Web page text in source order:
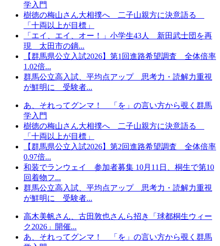
学入門
樹徳の梅山さん大相撲へ 二子山親方に決意語る
「十両以上が目標」
「エイ、エイ、オー！」小学生43人 新田武士団を再
現 太田市の鏑...
【群馬県公立入試2026】第1回進路希望調査 全体倍率
1.02倍...
群馬公立高入試、平均点アップ 思考力・読解力重視
が鮮明に 受験者...
あ、それってグンマ！ 「を」の言い方から覗く群馬
学入門
樹徳の梅山さん大相撲へ 二子山親方に決意語る
「十両以上が目標」
【群馬県公立入試2026】第2回進路希望調査 全体倍率
0.97倍...
和装でランウェイ 参加者募集 10月11日、桐生で第10
回着物フ...
群馬公立高入試、平均点アップ 思考力・読解力重視
が鮮明に 受験者...
高木美帆さん、古田敦也さんら招き「球都桐生ウィー
ク2026」開催...
あ、それってグンマ！ 「を」の言い方から覗く群馬